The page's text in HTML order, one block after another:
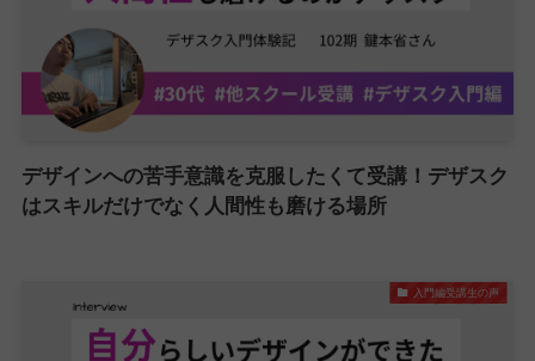
デザインへの苦手意識を克服したくて受講！デザスク
はスキルだけでなく人間性も磨ける場所
入門編受講生の声